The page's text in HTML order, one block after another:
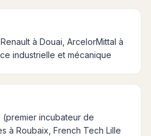
à Douai, ArcelorMittal à
industrielle et mécanique
(premier incubateur de
à Roubaix, French Tech Lille